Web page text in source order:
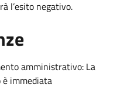
l’esito negativo.
amministrativo: La
è immediata